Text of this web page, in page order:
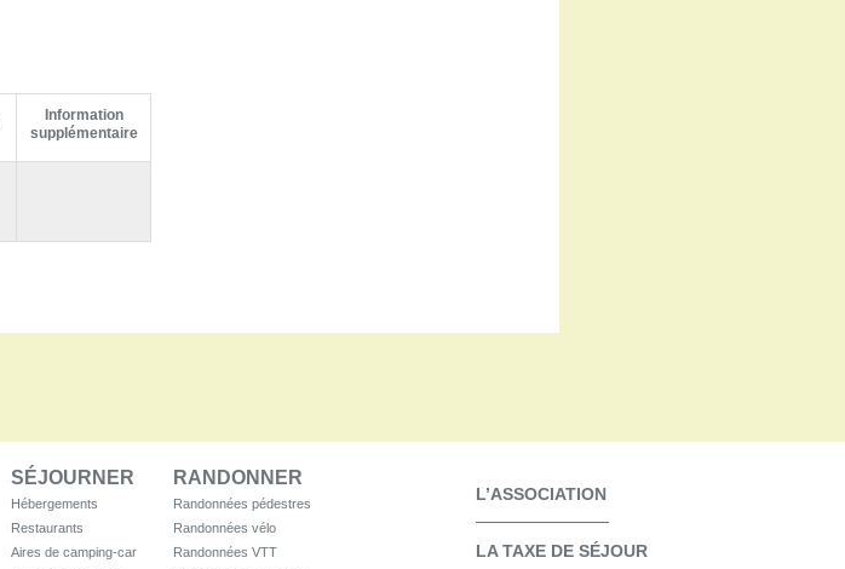
Information
supplémentaire
SÉJOURNER
Hébergements
Restaurants
Aires de camping-car
RANDONNER
Randonnées pédestres
Randonnées vélo
Randonnées VTT
L’ASSOCIATION
LA TAXE DE SÉJOUR